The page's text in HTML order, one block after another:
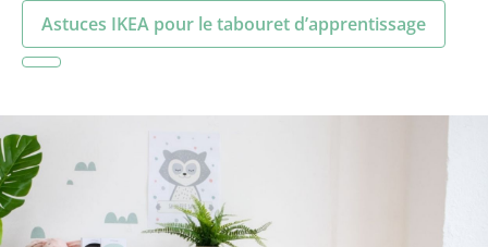
Astuces IKEA pour le tabouret d’apprentissage